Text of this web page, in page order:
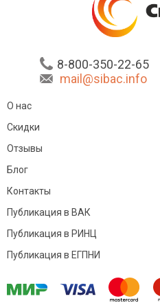
8-800-350-22-65
mail@sibac.info
О нас
Скидки
Отзывы
Блог
Контакты
Публикация в ВАК
Публикация в РИНЦ
Публикация в ЕГПНИ